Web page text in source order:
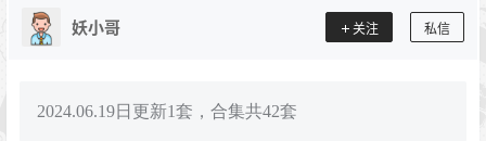
妖小哥 关注 私信
2024.06.19日更新1套，合集共42套